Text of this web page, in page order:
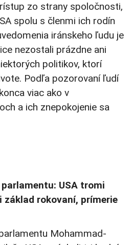
zo strany spoločnosti,
spolu s členmi ich rodín
iránskeho ľudu je
nezostali prázdne ani
politikov, ktorí
Podľa pozorovaní ľudí
viac ako v
a ich znepokojenie sa
USA tromi
základ rokovaní, prímerie
Mohammad-